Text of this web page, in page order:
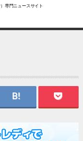
専門ニュースサイト